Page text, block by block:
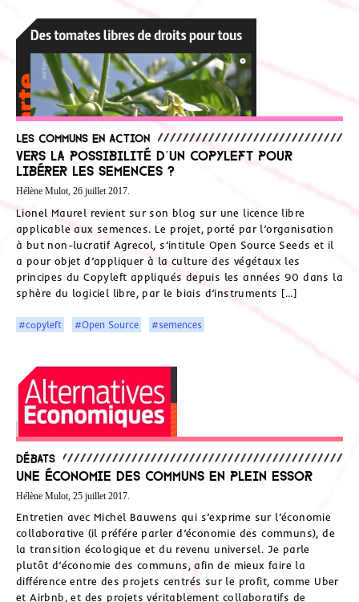
Les communs en action
Vers la possibilité d’un Copyleft pour
libérer les semences ?
Hélène Mulot, 26 juillet 2017.
Lionel Maurel revient sur son blog sur une licence libre
applicable aux semences. Le projet, porté par l’organisation
à but non-lucratif Agrecol, s’intitule Open Source Seeds et il
a pour objet d’appliquer à la culture des végétaux les
principes du Copyleft appliqués depuis les années 90 dans la
sphère du logiciel libre, par le biais d’instruments […]
#copyleft #Open Source #semences
Débats
Une économie des communs en plein essor
Hélène Mulot, 25 juillet 2017.
Entretien avec Michel Bauwens qui s’exprime sur l’économie
collaborative (il préfére parler d’économie des communs), de
la transition écologique et du revenu universel. Je parle
plutôt d’économie des communs, afin de mieux faire la
différence entre des projets centrés sur le profit, comme Uber
et Airbnb, et des projets véritablement collaboratifs de